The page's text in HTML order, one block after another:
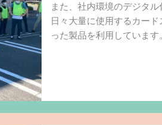
また、社内環境のデジタ
日々大量に使用するカー
った製品を利用しています。